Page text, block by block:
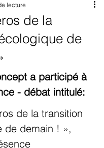
de la
de
lecture
a participé à
- débat intitulé:
de la transition
de demain ! »,